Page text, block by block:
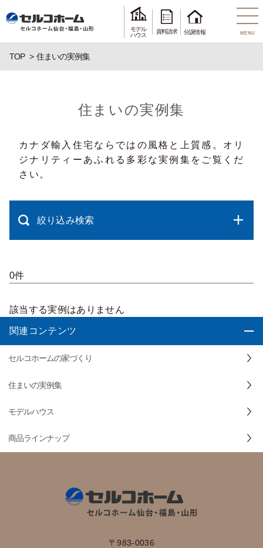
モデル
ハウス
資料請求 分譲情報 MENU
TOP 住まいの実例集
住まいの実例集
カナダ輸入住宅ならではの風格と上質感。オリ
ジナリティーあふれる多彩な実例集をご覧くだ
さい。
絞り込み検索
0件
該当する実例はありません
関連コンテンツ
セルコホームの家づくり
住まいの実例集
モデルハウス
商品ラインナップ
〒983-0036